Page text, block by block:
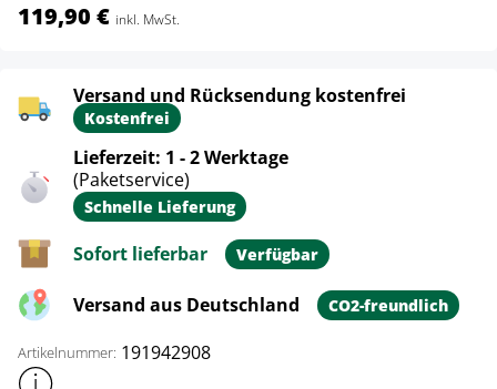
119,90 € inkl. MwSt.
Versand und Rücksendung kostenfrei
Kostenfrei
Lieferzeit: 1 - 2 Werktage
(Paketservice)
Schnelle Lieferung
Sofort lieferbar Verfügbar
Versand aus Deutschland CO2-freundlich
Artikelnummer: 191942908
Weitere Produktinformationen anzeigen